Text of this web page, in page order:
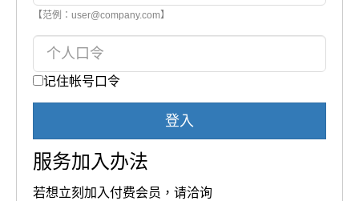
【范例：user@company.com】
记住帐号口令
登入
服务加入办法
若想立刻加入付费会员，请洽询